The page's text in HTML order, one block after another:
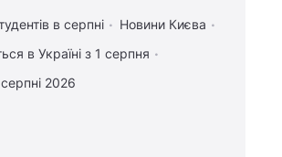
в серпні
Новини Києва
в Україні з 1 серпня
серпні 2026